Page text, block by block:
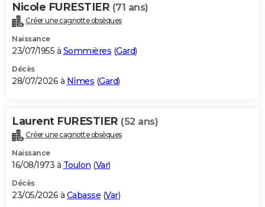
Alimentation
Guide de la santé
Maladies
Médicaments
Sommeil
VOYAGE
Destinations
City break
Voyage nature
Voyage de noces
Forum
Climat
+PHOTO
GUIDES D'ACHAT
BONS PLANS
Carte de Noël
Carte Bonne année
Carte Saint-Valentin
Carte Pâques
Carte d'anniversaire
DICTIONNAIRE
Dictionnaire
Biographies
Citations
Expressions
Proverbes
PROGRAMME TV
S'inscrire
Se connecter
Lycées
Collèges
Primaires
Universités
Entreprises
Service militaire
Avis de recherche
AVIS DE DÉCÈS
Nicole FURESTIER (71 ans)
Créer une cagnotte obsèques
Naissance
23/07/1955 à Sommières (Gard)
Décès
28/07/2026 à Nîmes (Gard)
Laurent FURESTIER (52 ans)
Créer une cagnotte obsèques
Naissance
16/08/1973 à Toulon (Var)
Décès
23/05/2026 à Cabasse (Var)